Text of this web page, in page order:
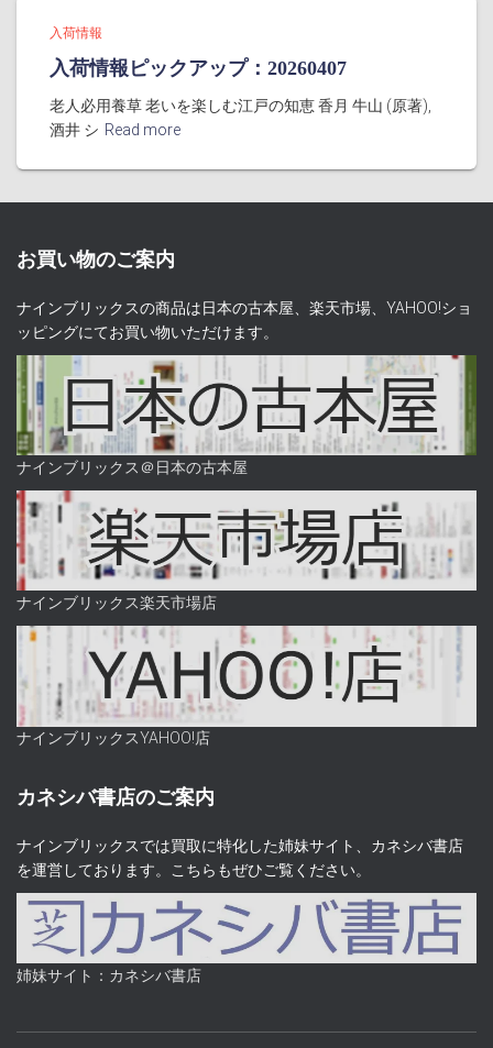
入荷情報
入荷情報ピックアップ：20260407
老人必用養草 老いを楽しむ江戸の知恵 香月 牛山 (原著),
酒井 シ Read more
お買い物のご案内
ナインブリックスの商品は日本の古本屋、楽天市場、YAHOO!ショ
ッピングにてお買い物いただけます。
ナインブリックス＠日本の古本屋
ナインブリックス楽天市場店
ナインブリックスYAHOO!店
カネシバ書店のご案内
ナインブリックスでは買取に特化した姉妹サイト、カネシバ書店
を運営しております。こちらもぜひご覧ください。
姉妹サイト：カネシバ書店